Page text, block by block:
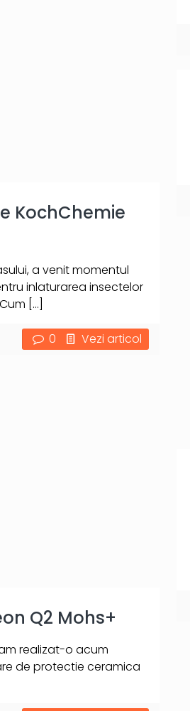
KochChemie
a venit momentul
inlaturarea insectelor
[…]
0 Vezi articol
Q2 Mohs+
realizat-o acum
de protectie ceramica